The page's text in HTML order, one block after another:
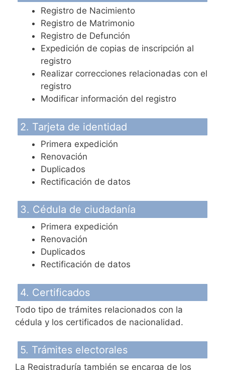
Registro de Nacimiento
Registro de Matrimonio
Registro de Defunción
Expedición de copias de inscripción al
registro
Realizar correcciones relacionadas con el
registro
Modificar información del registro
2. Tarjeta de identidad
Primera expedición
Renovación
Duplicados
Rectificación de datos
3. Cédula de ciudadanía
Primera expedición
Renovación
Duplicados
Rectificación de datos
4. Certificados
Todo tipo de trámites relacionados con la
cédula y los certificados de nacionalidad.
5. Trámites electorales
La Registraduría también se encarga de los